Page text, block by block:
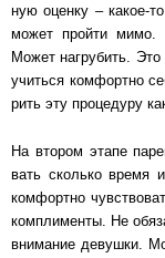
ную оценку ‒ ка­кое-
может прой­ти мимо.
Может на­гру­бить.
у­чить­ся ком­форт­но
рить эту про­це­ду­ру
На втором этапе
вать сколько время
ком­форт­но
ком­п­ли­мен­ты. Не
вни­ма­ние девушки.